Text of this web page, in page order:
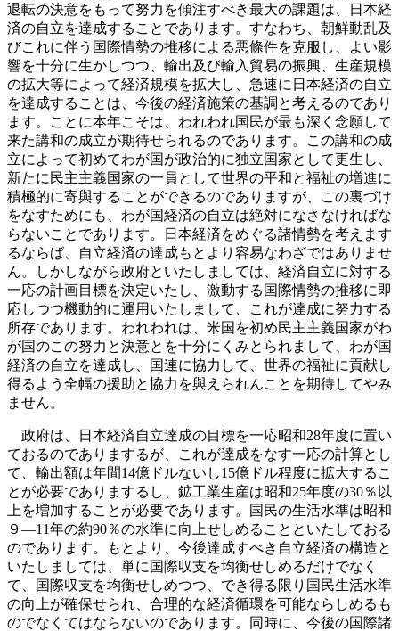
退転の決意をもって努力を傾注すべき最大の課題は、日本経
済の自立を達成することであります。すなわち、朝鮮動乱及
びこれに伴う国際情勢の推移による悪條件を克服し、よい影
響を十分に生かしつつ、輸出及び輸入貿易の振興、生産規模
の拡大等によって経済規模を拡大し、急速に日本経済の自立
を達成することは、今後の経済施策の基調と考えるのであり
ます。ことに本年こそは、われわれ国民が最も深く念願して
来た講和の成立が期待せられるのであります。この講和の成
立によって初めてわが国が政治的に独立国家として更生し、
新たに民主主義国家の一員として世界の平和と福祉の増進に
積極的に寄與することができるのでありますが、この裏づけ
をなすためにも、わが国経済の自立は絶対になさなければな
らないことであります。日本経済をめぐる諸情勢を考えます
るならば、自立経済の達成もとより容易なわざではありませ
ん。しかしながら政府といたしましては、経済自立に対する
一応の計画目標を決定いたし、激動する国際情勢の推移に即
応しつつ機動的に運用いたしまして、これが達成に努力する
所存であります。われわれは、米国を初め民主主義国家がわ
が国のこの努力と決意とを十分にくみとられまして、わが国
経済の自立を達成し、国連に協力して、世界の福祉に貢献し
得るよう全幅の援助と協力を與えられんことを期待してやみ
ません。
政府は、日本経済自立達成の目標を一応昭和28年度に置い
ておるのでありまするが、これが達成をなす一応の計算とし
て、輸出額は年間14億ドルないし15億ドル程度に拡大するこ
とが必要でありまするし、鉱工業生産は昭和25年度の30％以
上を増加することが必要であります。国民の生活水準は昭和
９—11年の約90％の水準に向上せしめることといたしておる
のであります。もとより、今後達成すべき自立経済の構造と
いたしましては、単に国際収支を均衡せしめるだけでなく
て、国際収支を均衡せしめつつ、でき得る限り国民生活水準
の向上が確保せられ、合理的な経済循環を可能ならしめるも
のでなくてはならないのであります。同時に、今後の国際諸